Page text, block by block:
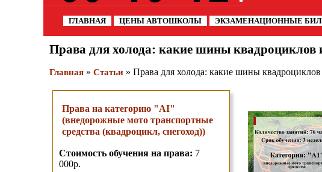
ГЛАВНАЯ ЦЕНЫ АВТОШКОЛЫ ЭКЗАМЕНАЦИОННЫЕ
Права для холода: какие шины квадроциклов
Главная » Статьи » Права для холода: какие шины квадроциклов
Права на категорию "AI"
(внедорожные мото транспортные
средства (квадроцикл, снегоход))
Стоимость обучения на права: 7
000р.